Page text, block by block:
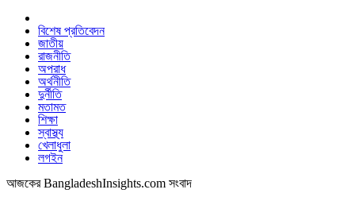
বিশেষ প্রতিবেদন
জাতীয়
রাজনীতি
অপরাধ
অর্থনীতি
দুর্নীতি
মতামত
শিক্ষা
স্বাস্থ্য
খেলাধুলা
লগইন
আজকের BangladeshInsights.com সংবাদ